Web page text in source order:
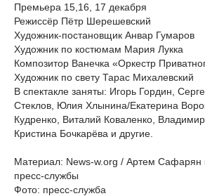
Премьера 15,16, 17 декабря
Режиссёр Пётр Шерешевский
Художник-постановщик Анвар Гумаров
Художник по костюмам Мария Лукка
Композитор Ванечка «Оркестр
Художник по свету Тарас Михалевский
В спектакле заняты: Игорь Гордин,
Стеклов, Юлия Хлынина/Екатерина
Кудренко, Виталий Коваленко,
Кристина Бочкарёва и другие.
Материал: News-w.org / Артем Сафарян
пресс-службы
Фото: пресс-служба